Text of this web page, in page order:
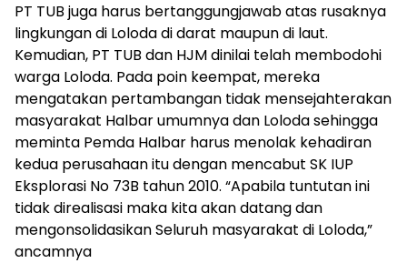
PT TUB juga harus bertanggungjawab atas rusaknya
lingkungan di Loloda di darat maupun di laut.
Kemudian, PT TUB dan HJM dinilai telah membodohi
warga Loloda. Pada poin keempat, mereka
mengatakan pertambangan tidak mensejahterakan
masyarakat Halbar umumnya dan Loloda sehingga
meminta Pemda Halbar harus menolak kehadiran
kedua perusahaan itu dengan mencabut SK IUP
Eksplorasi No 73B tahun 2010. “Apabila tuntutan ini
tidak direalisasi maka kita akan datang dan
mengonsolidasikan Seluruh masyarakat di Loloda,”
ancamnya